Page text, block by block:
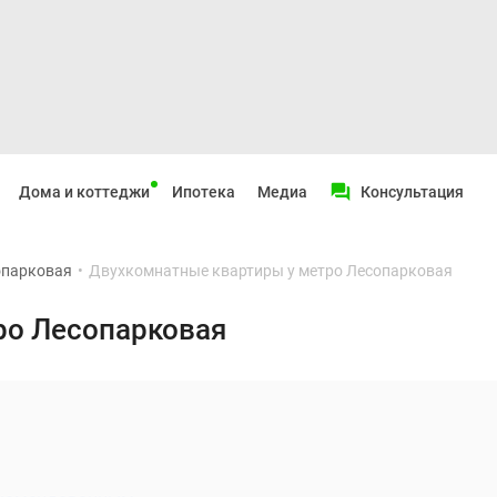
Дома и коттеджи Ипотека Медиа Консультация
• Двухкомнатные квартиры у метро Лесопарковая
Лесопарковая